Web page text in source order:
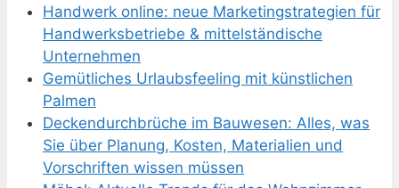
Handwerk online: neue Marketingstrategien für
Handwerksbetriebe & mittelständische
Unternehmen
Gemütliches Urlaubsfeeling mit künstlichen
Palmen
Deckendurchbrüche im Bauwesen: Alles, was
Sie über Planung, Kosten, Materialien und
Vorschriften wissen müssen